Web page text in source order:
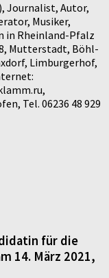
Journalist, Autor,
Musiker,
in Rheinland-Pfalz
Mutterstadt, Böhl-
Limburgerhof,
Tel. 06236 48 929
für die
14. März 2021,